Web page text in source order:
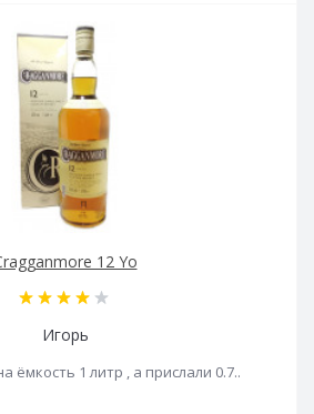
12 Yo
Игорь
ёмкость 1 литр , а прислали 0.7..